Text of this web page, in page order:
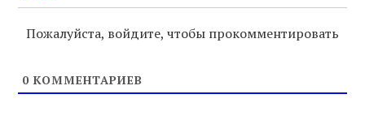
Пожалуйста, войдите, чтобы прокомментировать
0 КОММЕНТАРИЕВ